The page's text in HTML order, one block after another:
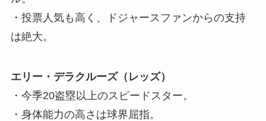
・投票人気も高く、ドジャースファンからの支持
は絶大。
エリー・デラクルーズ（レッズ）
・今季20盗塁以上のスピードスター。
・身体能力の高さは球界屈指。